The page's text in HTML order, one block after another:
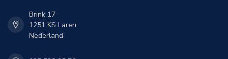
Brink 17
1251 KS Laren
Nederland